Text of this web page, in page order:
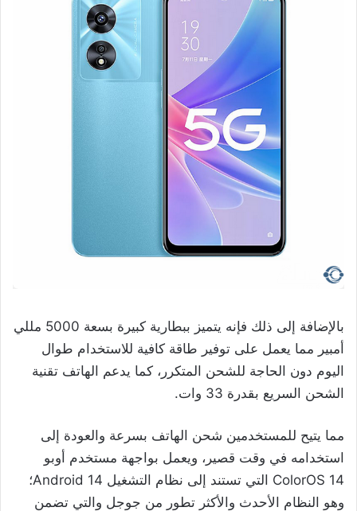
بالإضافة إلى ذلك فإنه يتميز ببطارية كبيرة بسعة 5000 مللي
أمبير مما يعمل على توفير طاقة كافية للاستخدام طوال
اليوم دون الحاجة للشحن المتكرر، كما يدعم الهاتف تقنية
الشحن السريع بقدرة 33 وات.
مما يتيح للمستخدمين شحن الهاتف بسرعة والعودة إلى
استخدامه في وقت قصير، ويعمل بواجهة مستخدم أوبو
ColorOS 14 التي تستند إلى نظام التشغيل Android 14؛
وهو النظام الأحدث والأكثر تطور من جوجل والتي تضمن